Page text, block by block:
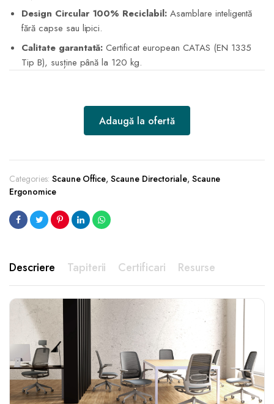
Design Circular 100% Reciclabil: Asamblare inteligentă
fără capse sau lipici.
Calitate garantată: Certificat european CATAS (EN 1335
Tip B), susține până la 120 kg.
Adaugă la ofertă
Categories: Scaune Office,Scaune Directoriale, Scaune
Ergonomice
Tapiterii Certificari Resurse
Descriere